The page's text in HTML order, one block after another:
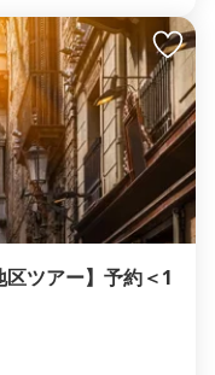
ツアー】予約＜1